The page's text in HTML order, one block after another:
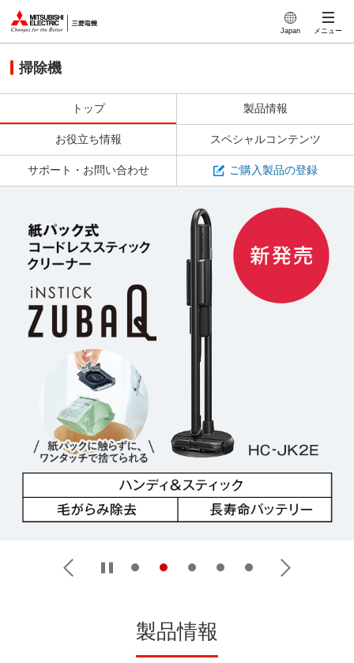
Japan メニュー
掃除機
トップ 製品情報
お役立ち情報 スペシャルコンテンツ
サポート・お問い合わせ ご購入製品の登録
製品情報